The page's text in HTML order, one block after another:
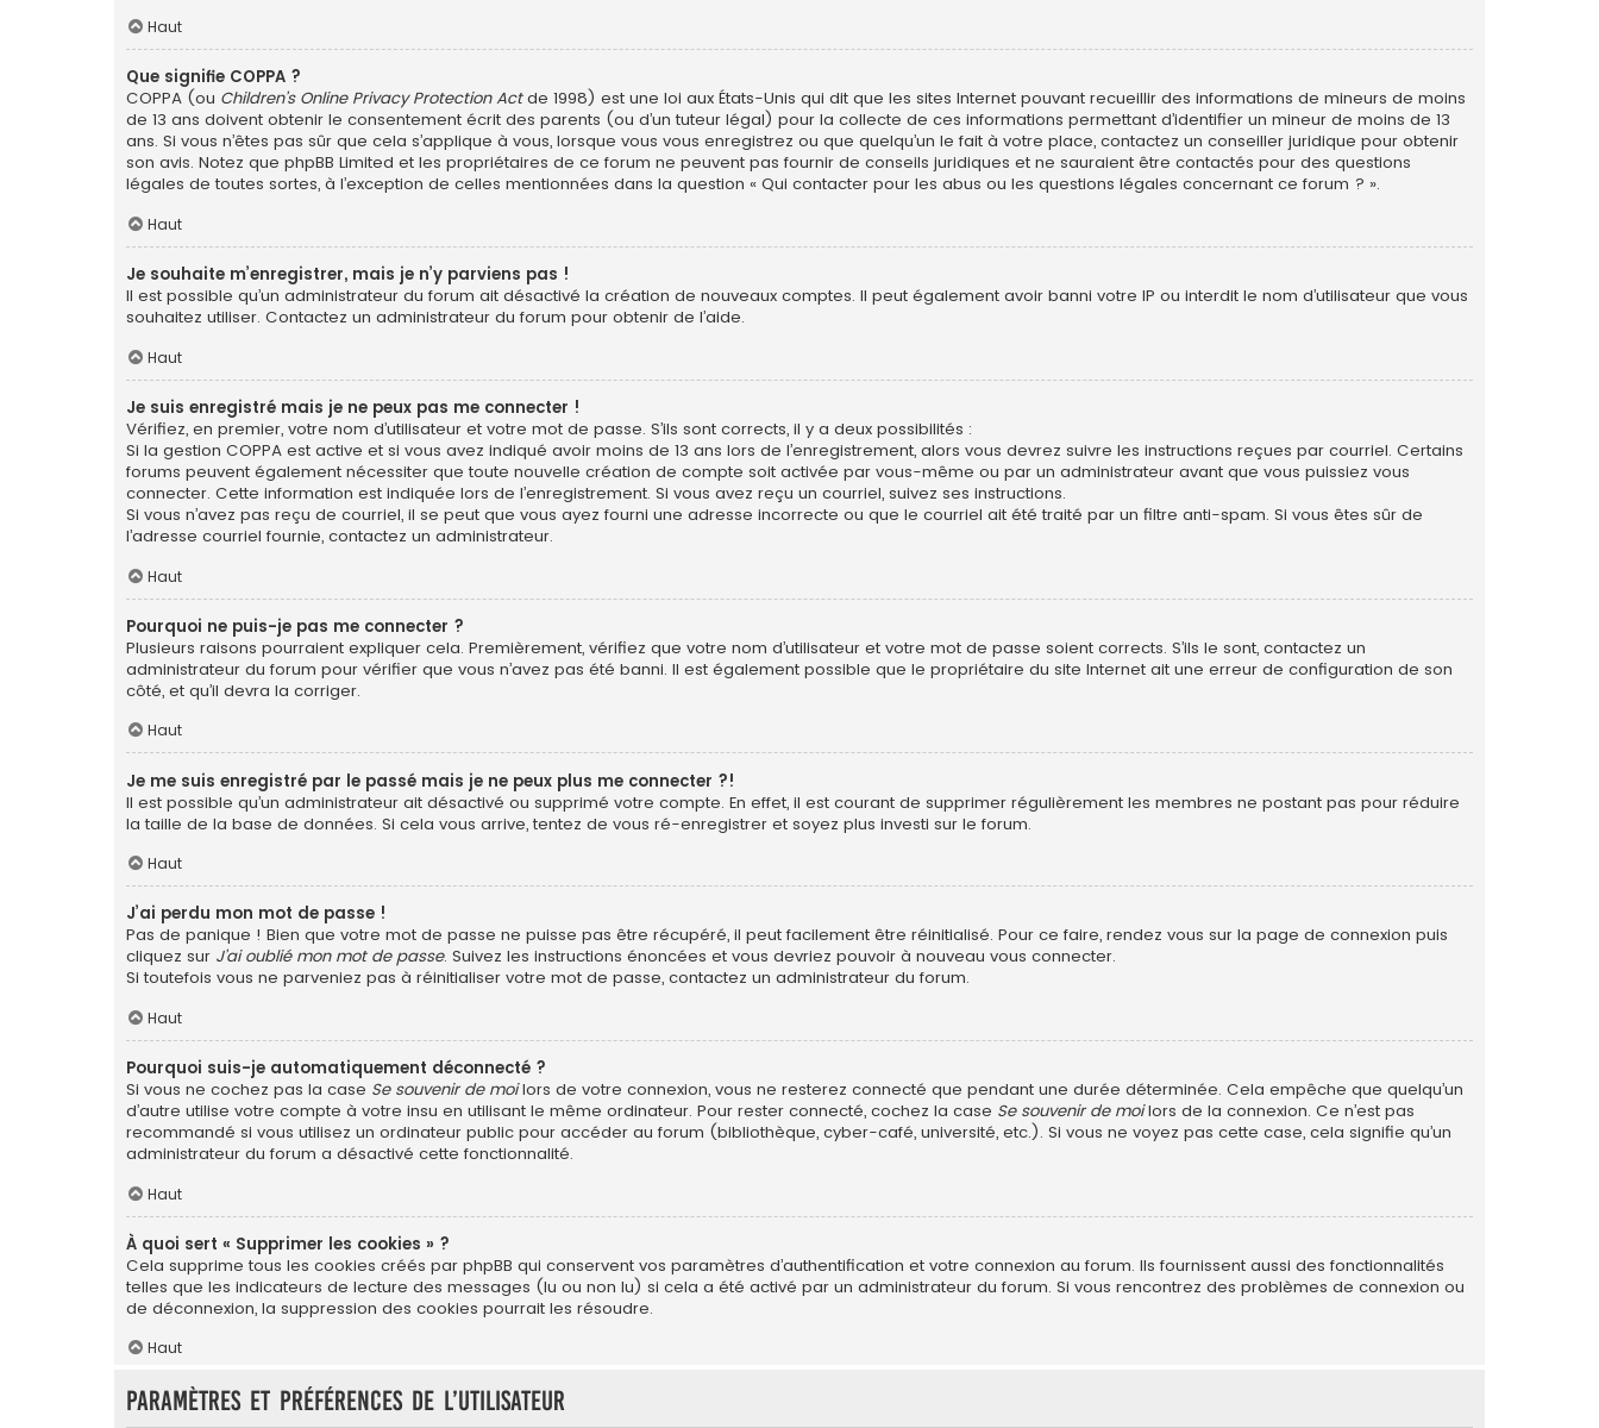
Haut
Que signifie COPPA ?
COPPA (ou Children’s Online Privacy Protection Actde 1998) est une loi aux États-Unis qui dit que les sites Internet pouvant recueillir des informations de mineurs de moins
de 13 ans doivent obtenir le consentement écrit des parents (ou d’un tuteur légal) pour la collecte de ces informations permettant d’identifier un mineur de moins de 13
ans. Si vous n’êtes pas sûr que cela s’applique à vous, lorsque vous vous enregistrez ou que quelqu’un le fait à votre place, contactez un conseiller juridique pour obtenir
son avis. Notez que phpBB Limited et les propriétaires de ce forum ne peuvent pas fournir de conseils juridiques et ne sauraient être contactés pour des questions
légales de toutes sortes, à l’exception de celles mentionnées dans la question « Qui contacter pour les abus ou les questions légales concernant ce forum ? ».
Haut
Je souhaite m’enregistrer, mais je n’y parviens pas !
Il est possible qu’un administrateur du forum ait désactivé la création de nouveaux comptes. Il peut également avoir banni votre IP ou interdit le nom d’utilisateur que vous
souhaitez utiliser. Contactez un administrateur du forum pour obtenir de l’aide.
Haut
Je suis enregistré mais je ne peux pas me connecter !
Vérifiez, en premier, votre nom d’utilisateur et votre mot de passe. S’ils sont corrects, il y a deux possibilités :
Si la gestion COPPA est active et si vous avez indiqué avoir moins de 13 ans lors de l’enregistrement, alors vous devrez suivre les instructions reçues par courriel. Certains
forums peuvent également nécessiter que toute nouvelle création de compte soit activée par vous-même ou par un administrateur avant que vous puissiez vous
connecter. Cette information est indiquée lors de l’enregistrement. Si vous avez reçu un courriel, suivez ses instructions.
Si vous n’avez pas reçu de courriel, il se peut que vous ayez fourni une adresse incorrecte ou que le courriel ait été traité par un filtre anti-spam. Si vous êtes sûr de
l’adresse courriel fournie, contactez un administrateur.
Haut
Pourquoi ne puis-je pas me connecter ?
Plusieurs raisons pourraient expliquer cela. Premièrement, vérifiez que votre nom d’utilisateur et votre mot de passe soient corrects. S’ils le sont, contactez un
administrateur du forum pour vérifier que vous n’avez pas été banni. Il est également possible que le propriétaire du site Internet ait une erreur de configuration de son
côté, et qu’il devra la corriger.
Haut
Je me suis enregistré par le passé mais je ne peux plus me connecter ?!
Il est possible qu’un administrateur ait désactivé ou supprimé votre compte. En effet, il est courant de supprimer régulièrement les membres ne postant pas pour réduire
la taille de la base de données. Si cela vous arrive, tentez de vous ré-enregistrer et soyez plus investi sur le forum.
Haut
J’ai perdu mon mot de passe !
Pas de panique ! Bien que votre mot de passe ne puisse pas être récupéré, il peut facilement être réinitialisé. Pour ce faire, rendez vous sur la page de connexion puis
cliquez sur J’ai oublié mon mot de passe. Suivez les instructions énoncées et vous devriez pouvoir à nouveau vous connecter.
Si toutefois vous ne parveniez pas à réinitialiser votre mot de passe, contactez un administrateur du forum.
Haut
Pourquoi suis-je automatiquement déconnecté ?
Si vous ne cochez pas la case Se souvenir de moilors de votre connexion, vous ne resterez connecté que pendant une durée déterminée. Cela empêche que quelqu’un
d’autre utilise votre compte à votre insu en utilisant le même ordinateur. Pour rester connecté, cochez la case Se souvenir de moilors de la connexion. Ce n’est pas
recommandé si vous utilisez un ordinateur public pour accéder au forum (bibliothèque, cyber-café, université, etc.). Si vous ne voyez pas cette case, cela signifie qu’un
administrateur du forum a désactivé cette fonctionnalité.
Haut
À quoi sert « Supprimer les cookies » ?
Cela supprime tous les cookies créés par phpBB qui conservent vos paramètres d’authentification et votre connexion au forum. Ils fournissent aussi des fonctionnalités
telles que les indicateurs de lecture des messages (lu ou non lu) si cela a été activé par un administrateur du forum. Si vous rencontrez des problèmes de connexion ou
de déconnexion, la suppression des cookies pourrait les résoudre.
Haut
Paramètres et préférences de l’utilisateur